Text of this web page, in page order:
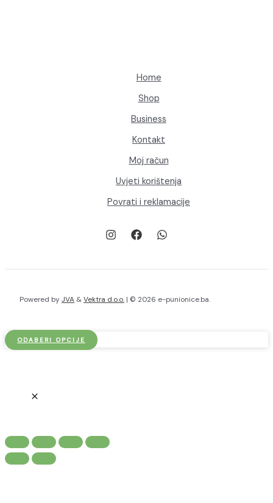
Home
Shop
Business
Kontakt
Moj račun
Uvjeti korištenja
Povrati i reklamacije
Powered byJVA &Vektra d.o.o. | © 2026 e-punionice.ba.
ODABERI OPCIJE